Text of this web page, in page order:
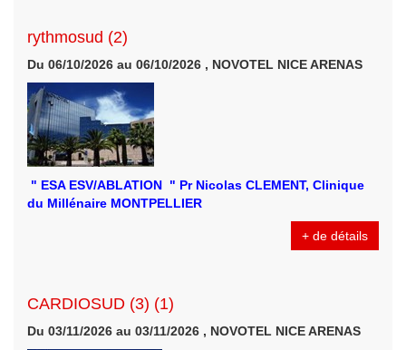
rythmosud (2)
Du 06/10/2026 au 06/10/2026 , NOVOTEL NICE ARENAS
" ESA ESV/ABLATION " Pr Nicolas CLEMENT, Clinique
du Millénaire MONTPELLIER
+ de détails
CARDIOSUD (3) (1)
Du 03/11/2026 au 03/11/2026 , NOVOTEL NICE ARENAS